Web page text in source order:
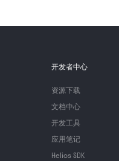
开发者中心
资源下载
文档中心
开发工具
应用笔记
Helios SDK